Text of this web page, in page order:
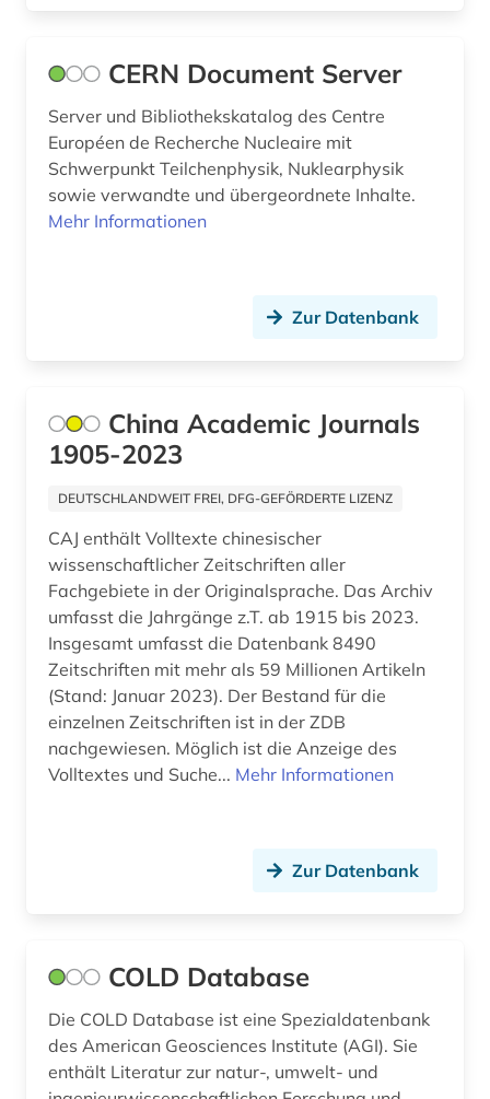
schriftverkehr (1)
schweden (2)
scientific collaboration (1)
slowakei (1)
soziologie (2)
sprachwissenschaften (1)
stand der technik (1)
statistik (1)
suchmaschine (1)
technik (12)
telekommunikation (1)
thailand (1)
trew (1)
CERN Document Server
Server und Bibliothekskatalog des Centre
Européen de Recherche Nucleaire mit
Schwerpunkt Teilchenphysik, Nuklearphysik
sowie verwandte und übergeordnete Inhalte.
Mehr Informationen
Zur Datenbank
China Academic Journals
1905-2023
DEUTSCHLANDWEIT FREI, DFG-GEFÖRDERTE LIZENZ
CAJ enthält Volltexte chinesischer
wissenschaftlicher Zeitschriften aller
Fachgebiete in der Originalsprache. Das Archiv
umfasst die Jahrgänge z.T. ab 1915 bis 2023.
Insgesamt umfasst die Datenbank 8490
Zeitschriften mit mehr als 59 Millionen Artikeln
(Stand: Januar 2023). Der Bestand für die
einzelnen Zeitschriften ist in der ZDB
nachgewiesen. Möglich ist die Anzeige des
Volltextes und Suche... Mehr Informationen
Zur Datenbank
COLD Database
Die COLD Database ist eine Spezialdatenbank
des American Geosciences Institute (AGI). Sie
enthält Literatur zur natur-, umwelt- und